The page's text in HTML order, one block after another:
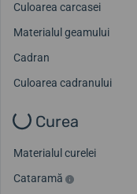
Culoarea carcasei
Materialul geamului
Cadran
Culoarea cadranului
Curea
Materialul curelei
Cataramă